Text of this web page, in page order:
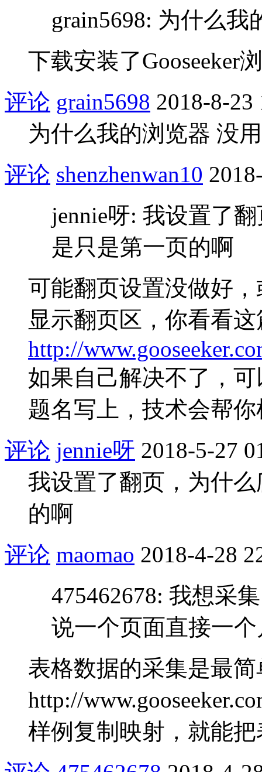
grain5698: 为什么
下载安装了Gooseeker
评论 grain5698 2018-8-23
为什么我的浏览器 没
评论 shenzhenwan10
jennie呀: 我设置了
是只是第一页的啊
可能翻页设置没做好
显示翻页区，你看看
http://
如果自己解决不了，
题名写上，技术会帮你
评论 jennie呀 2018-5-27
我设置了翻页，为什
的啊
评论 maomao 2018-4-28
475462678: 我想采
说一个页面直接一
表格数据的采集是最
http://
样例复制映射，就能